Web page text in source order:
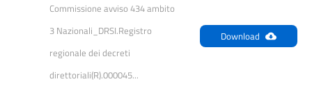
Commissione avviso 434 ambito
3 Nazionali_DRSI.Registro
regionale dei decreti
direttoriali(R).000045...
Download